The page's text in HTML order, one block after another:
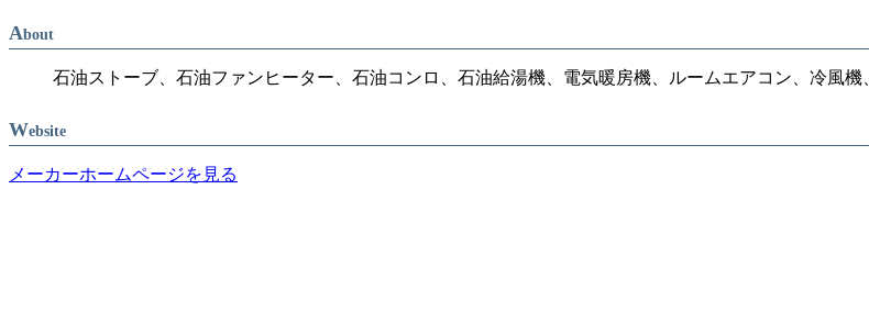
About
石油ストーブ、石油ファンヒーター、石油コンロ、石油給湯機、電気暖房機、ルームエアコン、冷風
Website
メーカーホームページを見る